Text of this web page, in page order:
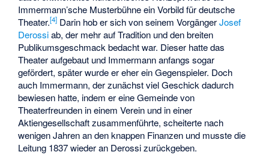
Immermann’sche Musterbühneein Vorbild für deutsche
Theater.[4] Darin hob er sich von seinem VorgängerJosef
Derossiab, der mehr auf Tradition und den breiten
Publikumsgeschmack bedacht war. Dieser hatte das
Theater aufgebaut und Immermann anfangs sogar
gefördert, später wurde er eher ein Gegenspieler. Doch
auch Immermann, der zunächst viel Geschick dadurch
bewiesen hatte, indem er eine Gemeinde von
Theaterfreunden in einem Verein und in einer
Aktiengesellschaft zusammenführte, scheiterte nach
wenigen Jahren an den knappen Finanzen und musste die
Leitung 1837 wieder an Derossi zurückgeben.